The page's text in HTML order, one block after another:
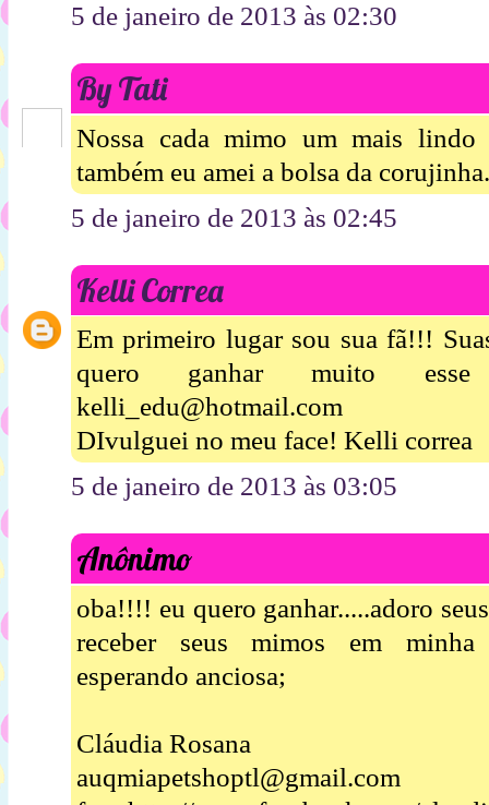
5 de janeiro de 2013 às 02:30
By Tati
Nossa cada mimo um mais
também eu amei a bolsa da
5 de janeiro de 2013 às 02:45
Kelli Correa
Em primeiro lugar sou sua fã!!!
quero ganhar muito
kelli_edu@hotmail.com
DIvulguei no meu face! Kelli correa
5 de janeiro de 2013 às 03:05
Anônimo
oba!!!! eu quero ganhar.....adoro
receber seus mimos em minha
esperando anciosa;
Cláudia Rosana
auqmiapetshoptl@gmail.com